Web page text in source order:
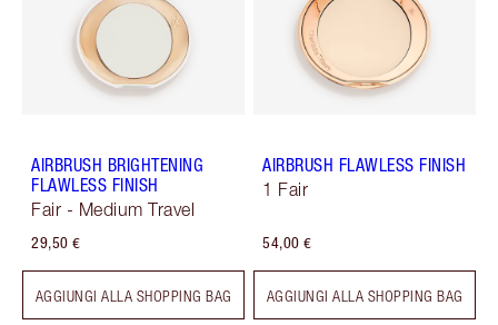
AIRBRUSH BRIGHTENING
FLAWLESS FINISH
Fair - Medium Travel
29,50 €
AGGIUNGI ALLA SHOPPING BAG
AIRBRUSH FLAWLESS FINISH
1 Fair
54,00 €
AGGIUNGI ALLA SHOPPING BAG